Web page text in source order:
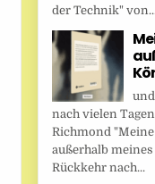
der Technik"
nach vielen
Richmond
außerhalb
Rückkehr nach...